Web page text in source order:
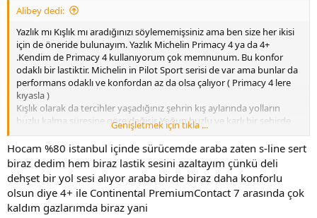
Alibey dedi:
Yazlık mı Kışlık mı aradığınızı söylememişsiniz ama ben size her ikisi
için de öneride bulunayım. Yazlık Michelin Primacy 4 ya da 4+
.Kendim de Primacy 4 kullanıyorum çok memnunum. Bu konfor
odaklı bir lastiktir. Michelin in Pilot Sport serisi de var ama bunlar da
performans odaklı ve konfordan az da olsa çalıyor ( Primacy 4 lere
kıyasla )
Kışlık olarak da tercihler yaşadığınız şehrin kış aylarında yolların
buzlu kalma süresine göre değişir. Yoğun buzlu ve karlı bir şehirde
yaşıyorsanız bu işte zirve diyebileceğim tek lastik Nokian markasını
öneririm. Model olaral da WR4 idealdir. İkinci önerim Michelin Alpin 6
olur.
Yukarda dile getirdiğim lastikler konfor anlamında asla üzmez.
Karda bırakmaz. Ama kar haricinde buzda da gidecem , Uludağ,
Kartalkaya, Kartepe vs çıkacam derseniz de Nokian ın Kendinden
çivili Hakkapeliitta serisi lastikleri var. Muazzam bir lastik. Buzda bile
Genişletmek için tıkla ...
Hocam %80 istanbul içinde sürücemde araba zaten s-line sert
biraz dedim hem biraz lastik sesini azaltayım çünkü deli
dehşet bir yol sesi alıyor araba birde biraz daha konforlu
olsun diye 4+ ile Continental PremiumContact 7 arasında çok
kaldım gazlarımda biraz yani